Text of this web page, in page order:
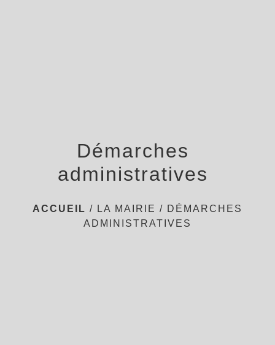
Démarches
administratives
ACCUEIL / LA MAIRIE / DÉMARCHES
ADMINISTRATIVES